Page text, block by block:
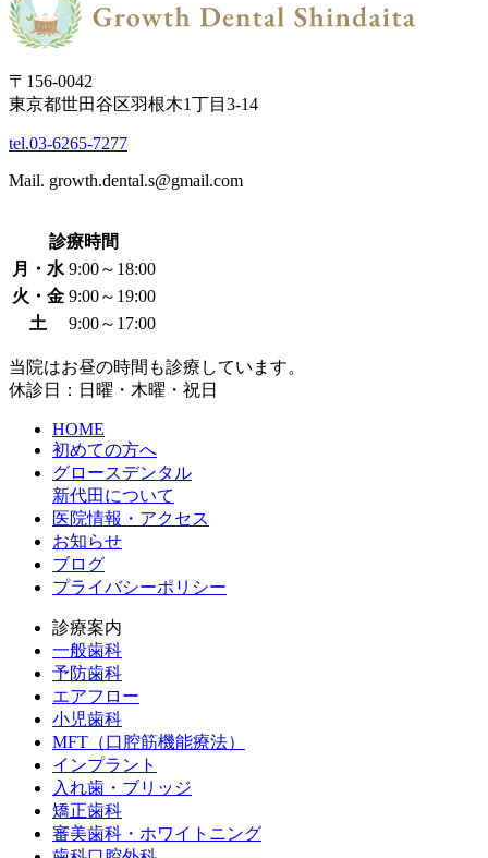
〒156-0042
東京都世田谷区羽根木1丁目3-14
tel.03-6265-7277
Mail. growth.dental.s@gmail.com
診療時間
月・水 9:00～18:00
火・金 9:00～19:00
土
9:00～17:00
当院はお昼の時間も診療しています。
休診日：日曜・木曜・祝日
HOME
初めての方へ
グロースデンタル
新代田について
医院情報・アクセス
お知らせ
ブログ
プライバシーポリシー
診療案内
一般歯科
予防歯科
エアフロー
小児歯科
MFT（口腔筋機能療法）
インプラント
入れ歯・ブリッジ
矯正歯科
審美歯科・ホワイトニング